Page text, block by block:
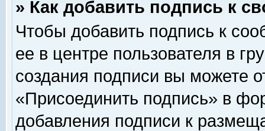
» Как добавить подпись к
Чтобы добавить подпись к
ее в центре пользователя в
создания подписи вы можете
«Присоединить подпись» в
добавления подписи к